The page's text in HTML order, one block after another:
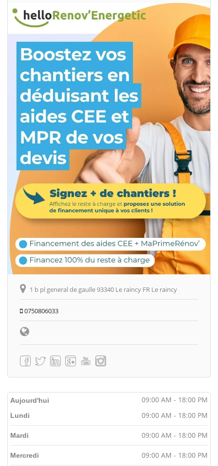
1 b pl general de gaulle 93340 Le raincy FR Le raincy
0750806033
Aujourd'hui 09:00 AM - 18:00 PM
Lundi 09:00 AM - 18:00 PM
Mardi 09:00 AM - 18:00 PM
Mercredi 09:00 AM - 18:00 PM